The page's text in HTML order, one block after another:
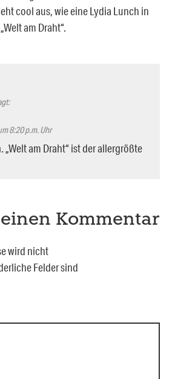
cool aus, wie eine Lydia Lunch in
am Draht“.
8:20 p.m. Uhr
„Welt am Draht“ ist der allergrößte
Kommentar
wird nicht
Felder sind